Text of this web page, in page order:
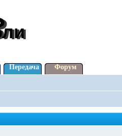
Передача Форум